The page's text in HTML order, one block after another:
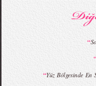
MBFWI - Giray Sepin 2015 Yaz
“
“Yüz Bölgesinde En